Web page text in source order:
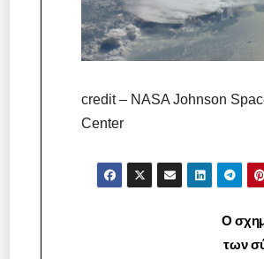
credit – NASA Johnson
Center
Ο
των